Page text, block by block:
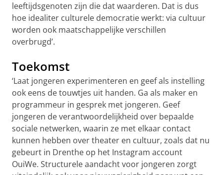
leeftijdsgenoten zijn die dat waarderen. Dat is dus
hoe idealiter culturele democratie werkt: via cultuur
worden ook maatschappelijke verschillen
overbrugd’.
Toekomst
‘Laat jongeren experimenteren en geef als instelling
ook eens de touwtjes uit handen. Ga als maker en
programmeur in gesprek met jongeren. Geef
jongeren de verantwoordelijkheid over bepaalde
sociale netwerken, waarin ze met elkaar contact
kunnen hebben over theater en cultuur, zoals dat nu
gebeurt in Drenthe op het Instagram account
OuiWe. Structurele aandacht voor jongeren zorgt